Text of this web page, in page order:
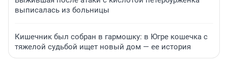
выписалась из больницы
Кишечник был собран в гармошку: в Югре кошечка с
тяжелой судьбой ищет новый дом — ее история